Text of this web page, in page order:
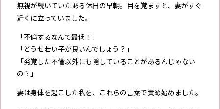
無視が続いていたある休日の早朝。目を覚ますと、妻がすぐ
近くに立っていました。
「不倫するなんて最低！」
「どうせ若い子が良いんでしょう？」
「発覚した不倫以外にも隠していることがあるんじゃない
の？」
妻は身体を起こした私を、これらの言葉で責め始めました。